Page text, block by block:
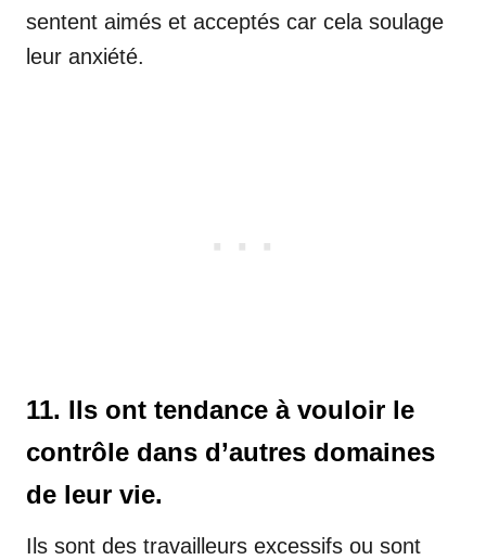
sentent aimés et acceptés car cela soulage
leur anxiété.
11. Ils ont tendance à vouloir le
contrôle dans d’autres domaines
de leur vie.
Ils sont des travailleurs excessifs ou sont